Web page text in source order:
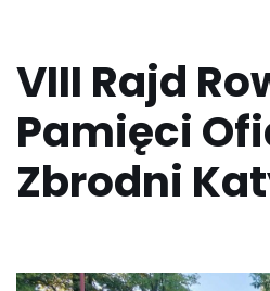
VIII Rajd
Pamięci
Zbrodni